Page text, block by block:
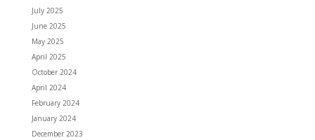
July 2025
June 2025
May 2025
April 2025
October 2024
April 2024
February 2024
January 2024
December 2023